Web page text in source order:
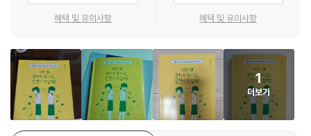
이 책은 십 대를 둘러싼 다양한 관계를 살펴보며 십 대들이 어려워하는 인
십 대 청소년들은 겪는 관계의 어려움과 나 자신에 대한 고민은 누구나 겪
는 과정이고 ‘내가 잘못해서’ 혹은 ‘나만 겪는’ 일이 아님을 깨닫게 된다.
또한 십 대들이 사회에 나아가는 데 중요한 선택이 되는 ‘진로’에 담긴 심리
도 살펴본다. 어려워 보이기만 하는 진로에 대한 여정도 나만의 기회로 만
들 수 있는 방법을 이야기하며 막연하게 앞으로 펼쳐질 진로와 사회생활을
혜택 및 유의사항 혜택 및 유의사항
1
더보기